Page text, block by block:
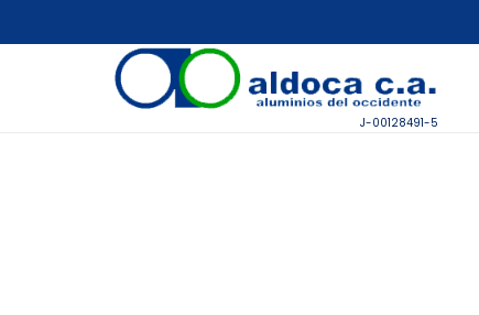
J-00128491-5